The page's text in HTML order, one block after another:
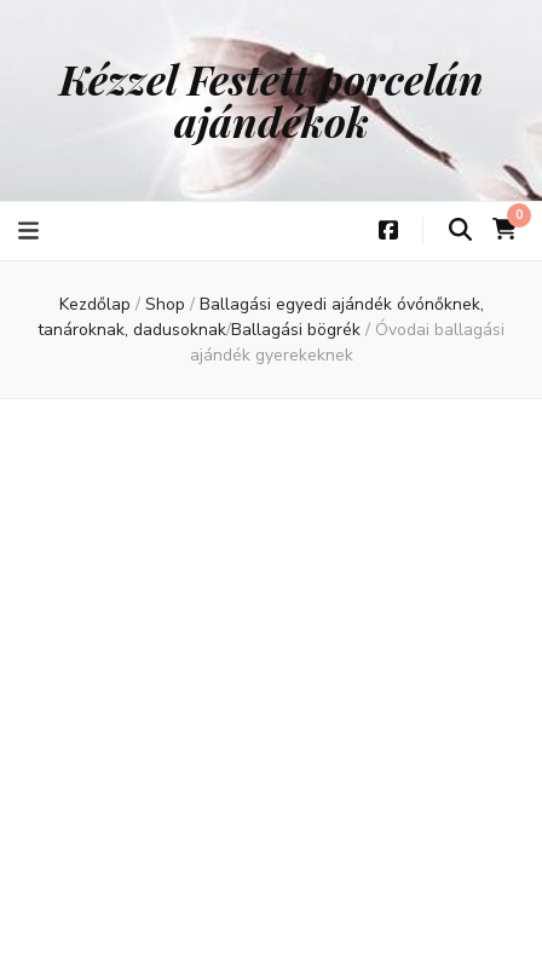
Kézzel Festett porcelán
ajándékok
0
Kezdőlap / Shop / Ballagási egyedi ajándék óvónőknek,
tanároknak, dadusoknak/Ballagási bögrék / Óvodai ballagási
ajándék gyerekeknek